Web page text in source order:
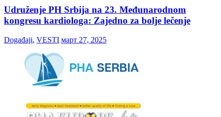
Udruženje PH Srbija na 23. Međunarodnom
kongresu kardiologa: Zajedno za bolje lečenje
Događaji, VESTI март 27, 2025